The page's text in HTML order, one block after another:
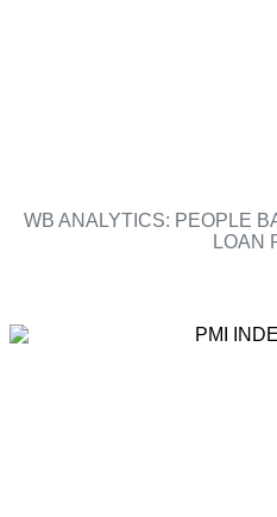
WB ANALYTICS: PEOPLE
LOAN